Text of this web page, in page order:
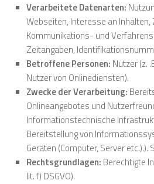
Verarbeitete Datenarten:
Webseiten, Interesse an
Kommunikations- und
Zeitangaben,
Betroffene Personen: Nutzer (z.
Nutzer von Onlinediensten).
Zwecke der Verarbeitung:
Onlineangebotes und
Informationstechnische
Bereitstellung von
Geräten (Computer, Server
Rechtsgrundlagen: Berechtigte
lit. f) DSGVO).